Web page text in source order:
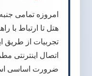
امروزه تمامی
هتل تا ارتباط با
تجربیات از طریق
اتصال اینترنتی
ضرورت اساسی